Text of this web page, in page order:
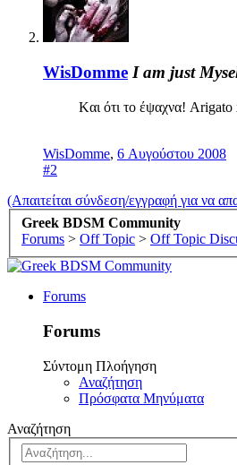
WisDomme I am just
Kαι ότι το έψαχνα! Arigato
WisDomme, 6 Αυγούστου 2008
#2
(Απαιτείται σύνδεση/εγγραφή για να
Greek BDSM Community
Forums > Off Topic > Off Topic
Forums
Forums
Σύντομη Πλοήγηση
Αναζήτηση
Πρόσφατα Μηνύματα
Αναζήτηση